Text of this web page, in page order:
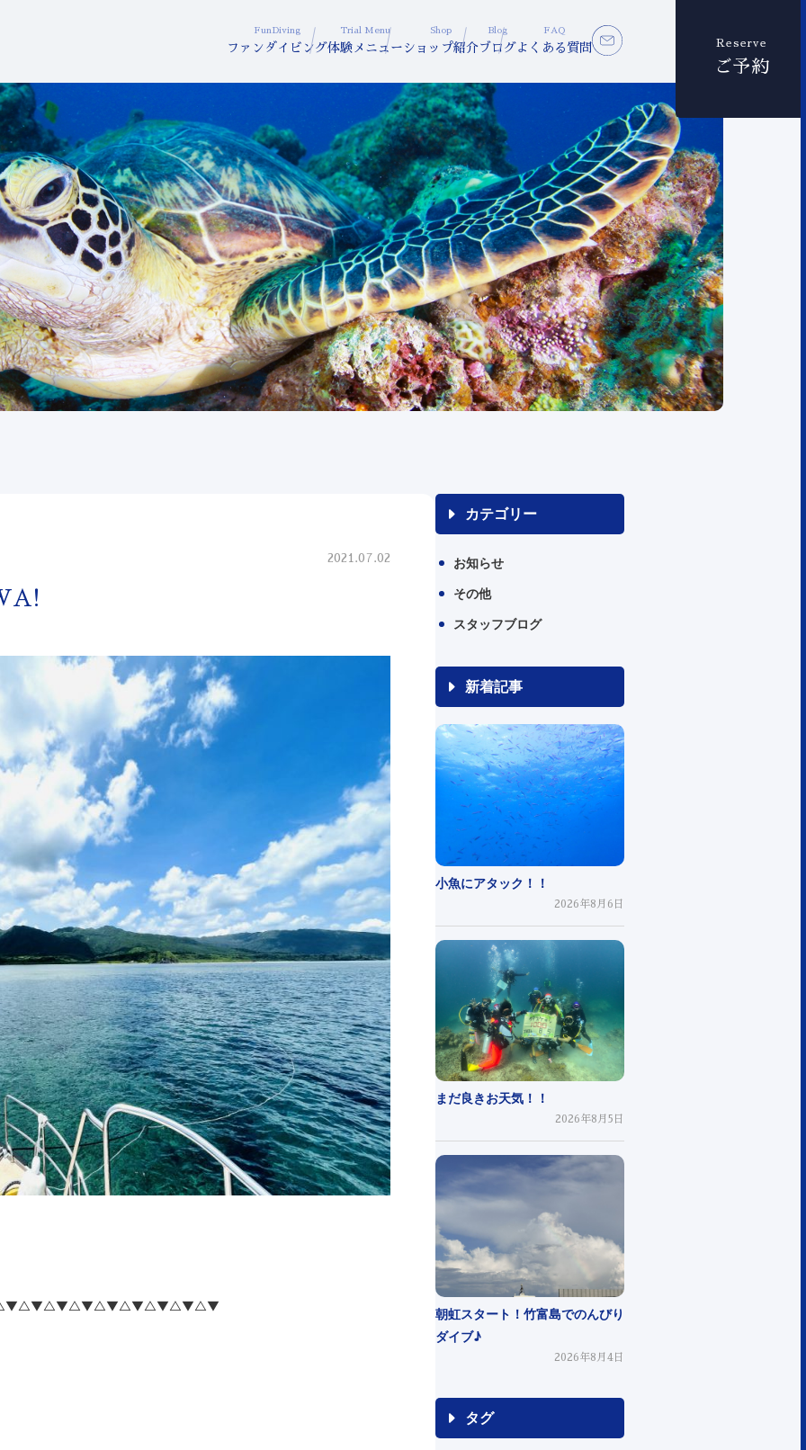
FunDiving
ファンダイビング
Trial Menu
体験メニュー
Shop
ショップ紹介
Blog
ブログ
FAQ
よくある質問 Reserve
ご予約
2021.07.02
カテゴリー
お知らせ
その他
スタッフブログ
新着記事
小魚にアタック！！
2026年8月6日
まだ良きお天気！！
2026年8月5日
朝虹スタート！竹富島でのんびり
ダイブ♪
2026年8月4日
タグ